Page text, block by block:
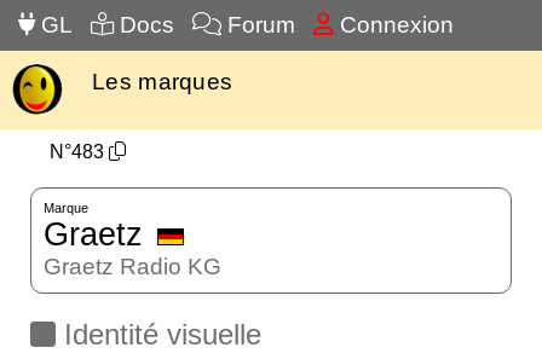
GL Docs Forum Connexion
Les marques
N°483
Marque
Graetz
Graetz Radio KG
Identité visuelle